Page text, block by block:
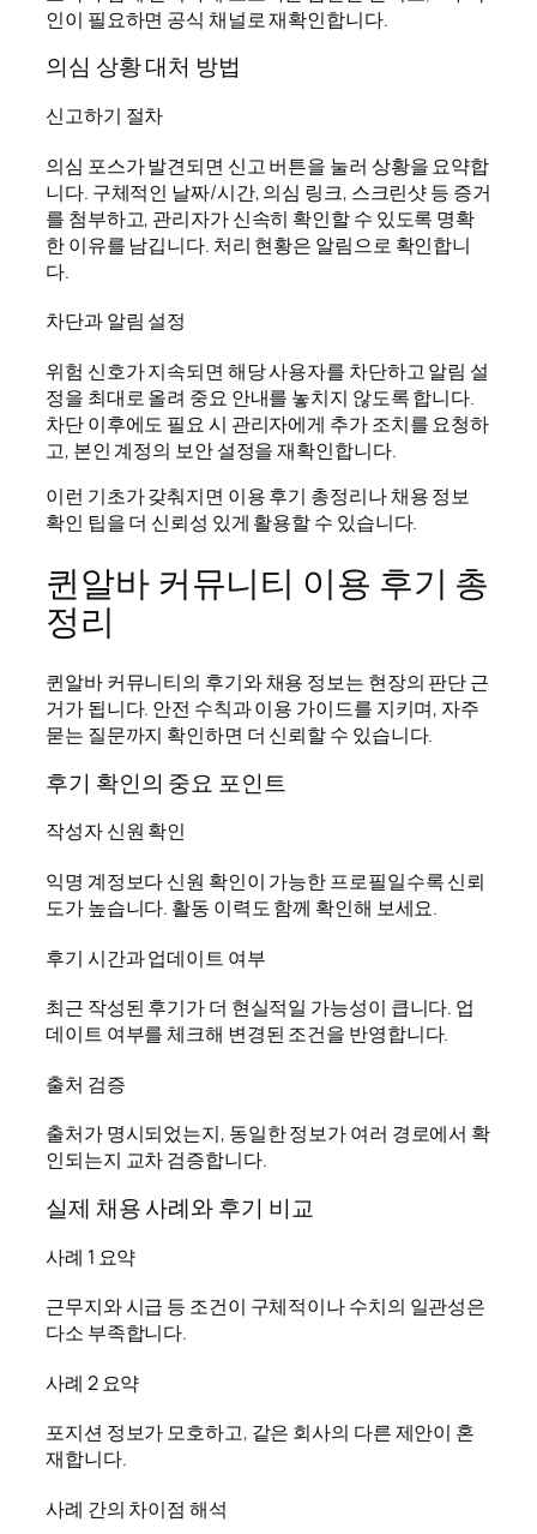
인이 필요하면 공식 채널로 재확인합니다.
의심 상황 대처 방법
신고하기 절차
의심 포스가 발견되면 신고 버튼을 눌러 상황을 요약합
니다. 구체적인 날짜/시간, 의심 링크, 스크린샷 등 증거
를 첨부하고, 관리자가 신속히 확인할 수 있도록 명확
한 이유를 남깁니다. 처리 현황은 알림으로 확인합니
다.
차단과 알림 설정
위험 신호가 지속되면 해당 사용자를 차단하고 알림 설
정을 최대로 올려 중요 안내를 놓치지 않도록 합니다.
차단 이후에도 필요 시 관리자에게 추가 조치를 요청하
고, 본인 계정의 보안 설정을 재확인합니다.
이런 기초가 갖춰지면 이용 후기 총정리나 채용 정보
확인 팁을 더 신뢰성 있게 활용할 수 있습니다.
퀸알바 커뮤니티 이용 후기 총
정리
퀸알바 커뮤니티의 후기와 채용 정보는 현장의 판단 근
거가 됩니다. 안전 수칙과 이용 가이드를 지키며, 자주
묻는 질문까지 확인하면 더 신뢰할 수 있습니다.
후기 확인의 중요 포인트
작성자 신원 확인
익명 계정보다 신원 확인이 가능한 프로필일수록 신뢰
도가 높습니다. 활동 이력도 함께 확인해 보세요.
후기 시간과 업데이트 여부
최근 작성된 후기가 더 현실적일 가능성이 큽니다. 업
데이트 여부를 체크해 변경된 조건을 반영합니다.
출처 검증
출처가 명시되었는지, 동일한 정보가 여러 경로에서 확
인되는지 교차 검증합니다.
실제 채용 사례와 후기 비교
사례 1 요약
근무지와 시급 등 조건이 구체적이나 수치의 일관성은
다소 부족합니다.
사례 2 요약
포지션 정보가 모호하고, 같은 회사의 다른 제안이 혼
재합니다.
사례 간의 차이점 해석